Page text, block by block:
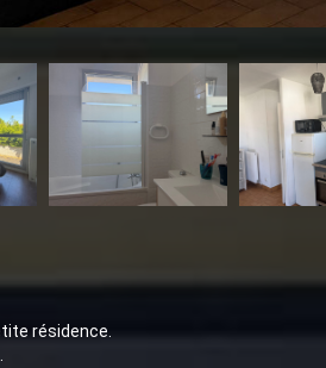
résidence.